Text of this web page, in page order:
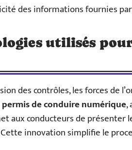
des informations fournies
utilisés
des contrôles, les forces de
permis de conduire numérique,
aux conducteurs de présenter
innovation simplifie le